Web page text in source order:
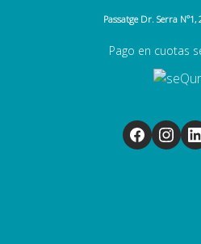
Passatge Dr. Serra N°1,
Pago en cuotas